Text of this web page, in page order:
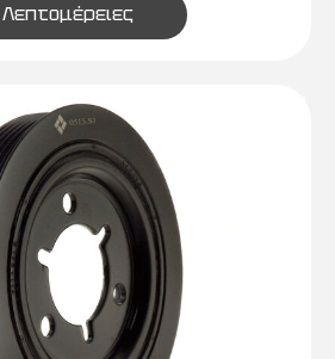
Λεπτομέρειες